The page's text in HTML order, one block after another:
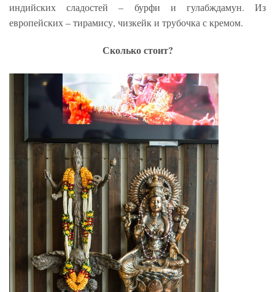
индийских сладостей – бурфи и гулабждамун. Из
европейских – тирамису, чизкейк и трубочка с кремом.
Сколько стоит?